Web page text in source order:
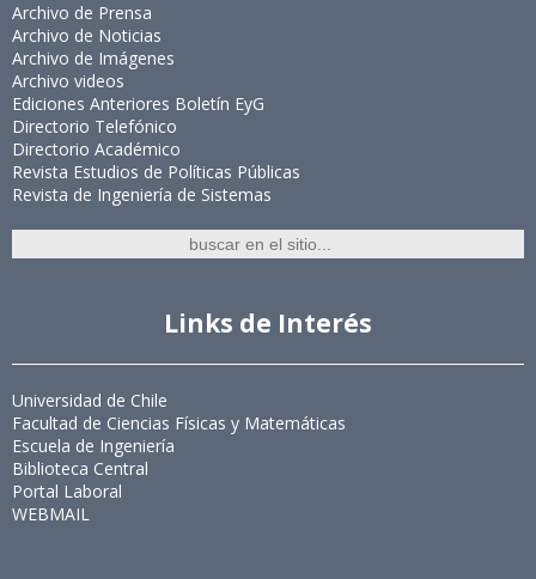
Archivo de Prensa
Archivo de Noticias
Archivo de Imágenes
Archivo videos
Ediciones Anteriores Boletín EyG
Directorio Telefónico
Directorio Académico
Revista Estudios de Políticas Públicas
Revista de Ingeniería de Sistemas
Links de Interés
Universidad de Chile
Facultad de Ciencias Físicas y Matemáticas
Escuela de Ingeniería
Biblioteca Central
Portal Laboral
WEBMAIL